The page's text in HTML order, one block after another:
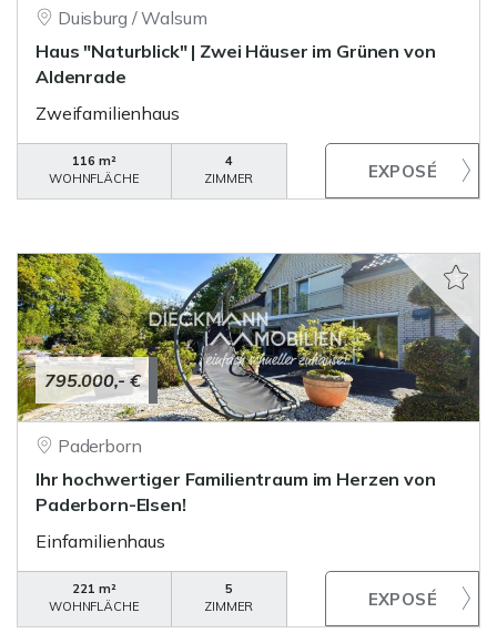
Duisburg / Walsum
Haus "Naturblick" | Zwei Häuser im Grünen von
Aldenrade
Zweifamilienhaus
116 m²
WOHNFLÄCHE
4
ZIMMER
795.000,- €
Paderborn
Ihr hochwertiger Familientraum im Herzen von
Paderborn-Elsen!
Einfamilienhaus
221 m²
WOHNFLÄCHE
5
ZIMMER